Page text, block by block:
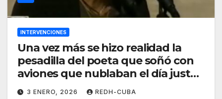
INTERVENCIONES
Una vez más se hizo realidad la
pesadilla del poeta que soñó con
aviones que nublaban el día justo
cuando la gente más cantaba y
3 ENERO, 2026 REDH-CUBA